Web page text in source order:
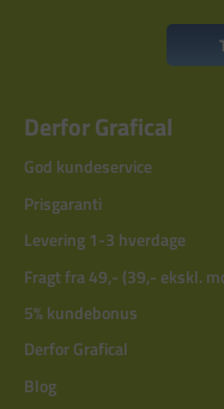
Derfor Grafical
God kundeservice
Prisgaranti
Levering 1-3 hverdage
Fragt fra 49,- (39,- ekskl.
5% kundebonus
Derfor Grafical
Blog